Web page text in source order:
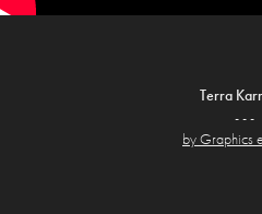
Terra
- - -
by Graphics